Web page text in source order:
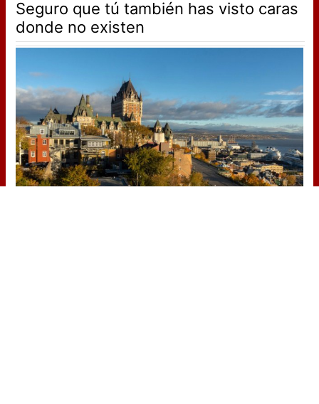
Seguro que tú también has visto caras
donde no existen